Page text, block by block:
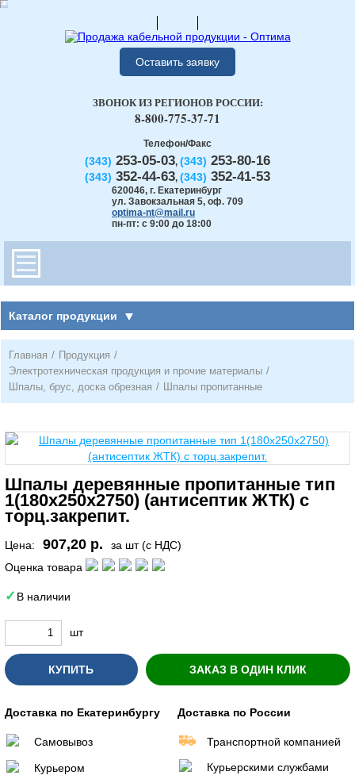
Оставить заявку
Телефон/Факс
(343) 253-05-03, (343) 253-80-16
(343) 352-44-63, (343) 352-41-53
620046, г. Екатеринбург
ул. Завокзальная 5, оф. 709
optima-nt@mail.ru
пн-пт: с 9:00 до 18:00
ЗВОНОК ИЗ РЕГИОНОВ РОССИИ:
8-800-775-37-71
Каталог продукции
Главная / Продукция /
Электротехническая продукция и прочие материалы /
Шпалы, брус, доска обрезная / Шпалы пропитанные
Шпалы деревянные пропитанные тип
1(180х250х2750) (антисептик ЖТК) с
торц.закрепит.
Цена: 907,20 р.
за шт (с НДС)
Оценка товара
В наличии
шт
КУПИТЬ ЗАКАЗ В ОДИН КЛИК
Доставка по Екатеринбургу
Самовывоз
Курьером
Доставка по России
Транспортной компанией
Курьерскими службами